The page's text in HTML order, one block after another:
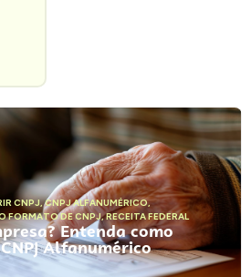
CNPJ,CNPJ ALFANUMÉRICO,
FORMATO DE CNPJ,RECEITA FEDERAL
Entenda como
Alfanumérico